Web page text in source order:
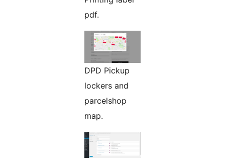
pdf.
DPD Pickup
lockers and
parcelshop
map.